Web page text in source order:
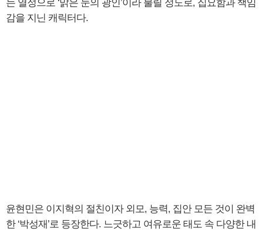
는 열정으로 ‘맑은 눈의 광인’이라 불릴 정도로, 집요함과 책임
감을 지닌 캐릭터다.
윤현민은 이지혁의 절친이자 외모, 능력, 집안 모든 것이 완벽
한 ‘박성재’로 등장한다. 느긋하고 여유로운 태도 속 다양한 내